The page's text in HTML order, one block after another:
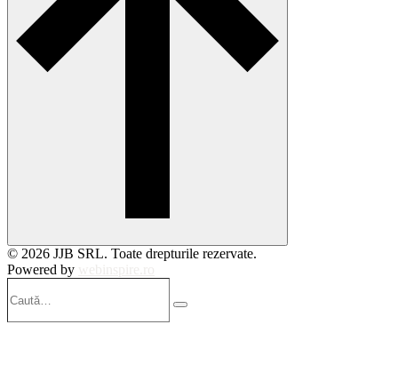
© 2026 JJB SRL. Toate drepturile rezervate.
Powered by
Search